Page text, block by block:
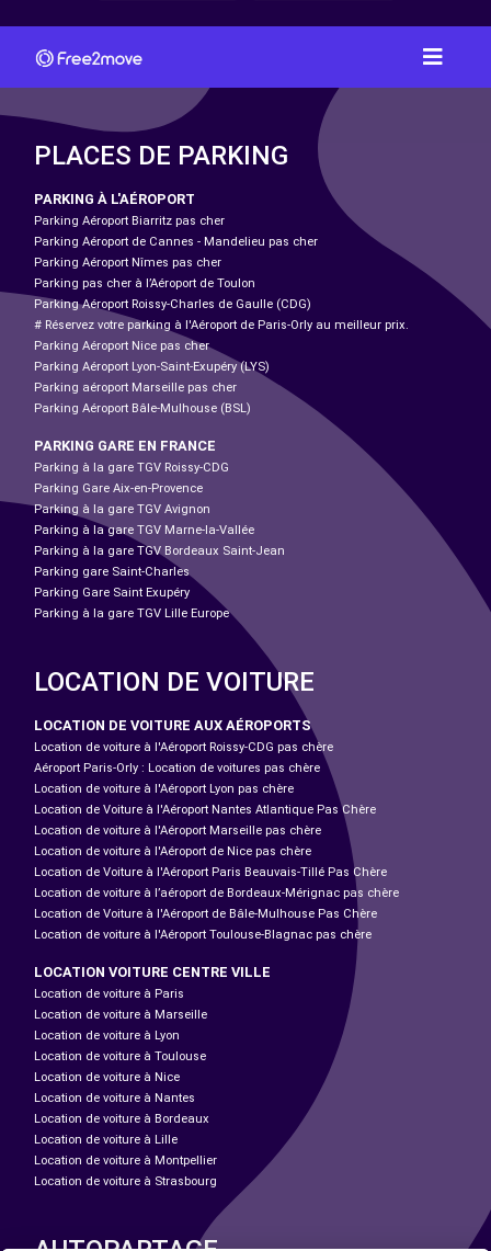
PLACES DE PARKING
PARKING À L'AÉROPORT
Parking Aéroport Biarritz pas cher
Parking Aéroport de Cannes - Mandelieu pas cher
Parking Aéroport Nîmes pas cher
Parking pas cher à l’Aéroport de Toulon
Parking Aéroport Roissy-Charles de Gaulle (CDG)
# Réservez votre parking à l'Aéroport de Paris-Orly au meilleur prix.
Parking Aéroport Nice pas cher
Parking Aéroport Lyon-Saint-Exupéry (LYS)
Parking aéroport Marseille pas cher
Parking Aéroport Bâle-Mulhouse (BSL)
PARKING GARE EN FRANCE
Parking à la gare TGV Roissy-CDG
Parking Gare Aix-en-Provence
Parking à la gare TGV Avignon
Parking à la gare TGV Marne-la-Vallée
Parking à la gare TGV Bordeaux Saint-Jean
Parking gare Saint-Charles
Parking Gare Saint Exupéry
Parking à la gare TGV Lille Europe
LOCATION DE VOITURE
LOCATION DE VOITURE AUX AÉROPORTS
Location de voiture à l'Aéroport Roissy-CDG pas chère
Aéroport Paris-Orly : Location de voitures pas chère
Location de voiture à l'Aéroport Lyon pas chère
Location de Voiture à l'Aéroport Nantes Atlantique Pas Chère
Location de voiture à l'Aéroport Marseille pas chère
Location de voiture à l'Aéroport de Nice pas chère
Location de Voiture à l'Aéroport Paris Beauvais-Tillé Pas Chère
Location de voiture à l’aéroport de Bordeaux-Mérignac pas chère
Location de Voiture à l'Aéroport de Bâle-Mulhouse Pas Chère
Location de voiture à l'Aéroport Toulouse-Blagnac pas chère
LOCATION VOITURE CENTRE VILLE
Location de voiture à Paris
Location de voiture à Marseille
Location de voiture à Lyon
Location de voiture à Toulouse
Location de voiture à Nice
Location de voiture à Nantes
Location de voiture à Bordeaux
Location de voiture à Lille
Location de voiture à Montpellier
Location de voiture à Strasbourg